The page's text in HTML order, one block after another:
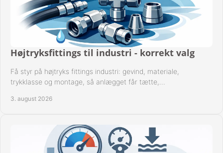
B2BLOGIN
LOG UD
Højtryksfittings til industri - korrekt valg
Få styr på højtryks fittings industri: gevind, materiale,
trykklasse og montage, så anlægget får tætte,
3. august 2026